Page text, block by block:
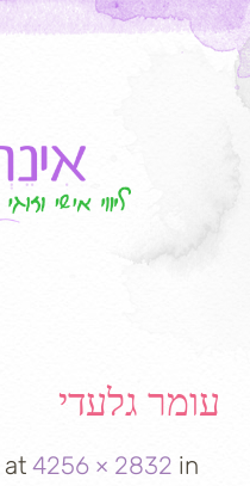
עומר גלעדי
at 4256 × 2832 in